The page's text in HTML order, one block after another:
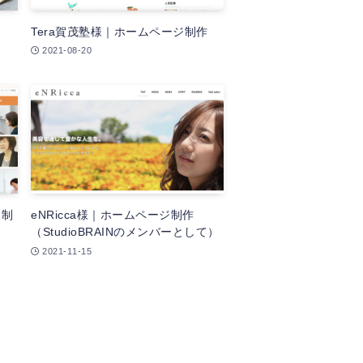
Tera賀茂塾様｜ホームページ制作
2021-08-20
eNRicca様｜ホームページ制作
（StudioBRAINのメンバーとして）
2021-11-15